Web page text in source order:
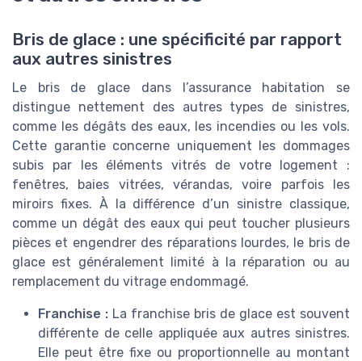
Bris de glace : une spécificité par rapport
aux autres sinistres
Le bris de glace dans l’assurance habitation se
distingue nettement des autres types de sinistres,
comme les dégâts des eaux, les incendies ou les vols.
Cette garantie concerne uniquement les dommages
subis par les éléments vitrés de votre logement :
fenêtres, baies vitrées, vérandas, voire parfois les
miroirs fixes. À la différence d’un sinistre classique,
comme un dégât des eaux qui peut toucher plusieurs
pièces et engendrer des réparations lourdes, le bris de
glace est généralement limité à la réparation ou au
remplacement du vitrage endommagé.
Franchise : La franchise bris de glace est souvent
différente de celle appliquée aux autres sinistres.
Elle peut être fixe ou proportionnelle au montant